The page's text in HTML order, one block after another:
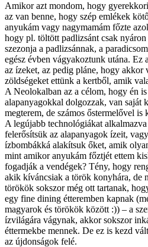
Amikor azt mondom, hogy
az van benne, hogy szép emlékek
anyukám vagy nagymamám főzte
hogy pl. töltött padlizsánt csak
szezonja a padlizsánnak, a
egész évben vágyakoztunk utána. Ez
az ízeket, az pedig pláne, hogy akkor
zöldségeket ettünk a kertből, amik
A Neolokalban az a célom, hogy én
alapanyagokkal dolgozzak, van saját
megterem, de számos őstermelővel
A legújabb technológiákat
felerősítsük az alapanyagok ízeit,
ízbombákká alakítsuk őket, amik
mint amikor anyukám főztjét ettem
fogadják a vendégek? Tény, hogy
akik kíváncsiak a török konyhára, de
törökök sokszor még ott tartanak,
egy fine dining étteremben kapnak
magyarok és törökök között :)) – a
ízvilágára vágynak, akkor sokszor
éttermekbe mennek. De ez is kezd
az újdonságok felé.